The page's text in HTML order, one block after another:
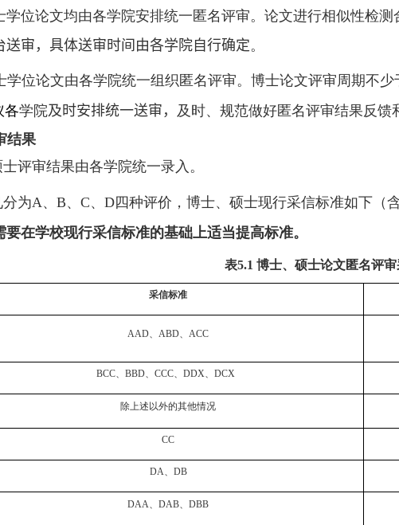
学位论文均由各学院安排统一匿名评审。论文进行相似性检
送审，具体送审时间由各学院自行确定。
学位论文由各学院统一组织匿名评审。博士论文评审周期不少
各学院及时安排统一送审， 及时、规范做好匿名评审结果反馈
结果
评审结果由各学院统一录入。
为A、B、C、D四种评价，博士、硕士现行采信标准如下（
在学校现行采信标准的基础上适当提高标准。
表5.1 博士、硕士论文匿名评
采信标准
AAD、 ABD、 ACC
BCC、 BBD、 CCC、 DDX、 DCX
除上述以外的其他情况
CC
DA、 DB
DAA、 DAB、 DBB